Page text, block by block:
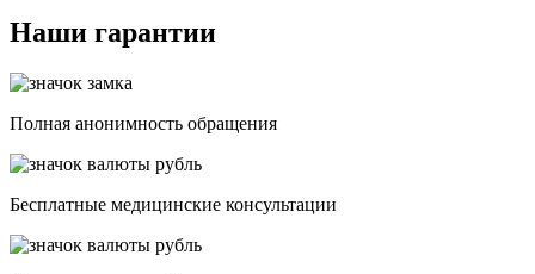
Наши гарантии
Полная анонимность обращения
Бесплатные медицинские консультации